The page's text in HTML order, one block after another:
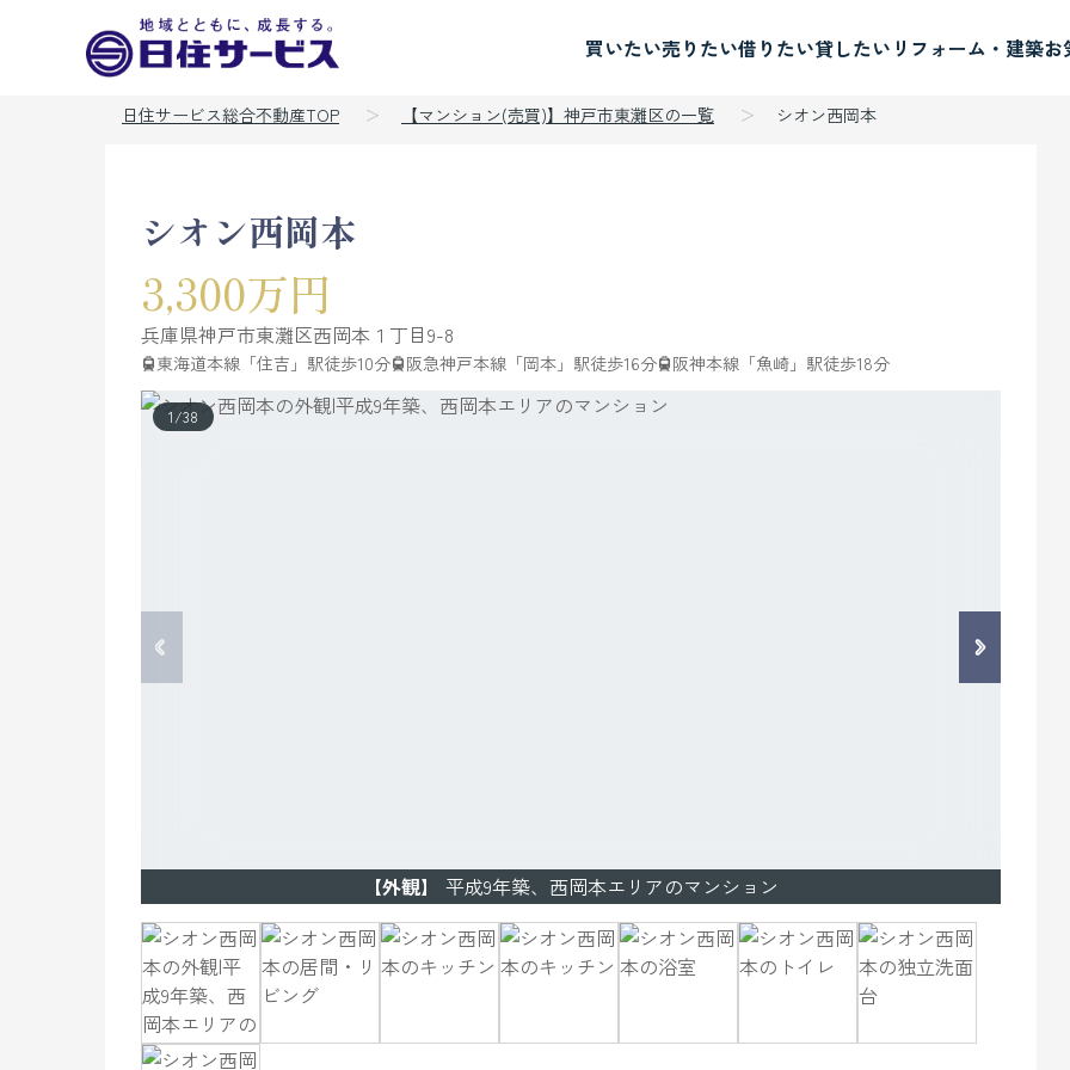
買いたい売りたい借りたい貸したい リフォーム・建築お
日住サービス総合不動産TOP 【マンション(売買)】神戸市東灘区の一覧 シオン西岡本
シオン西岡本
3,300万円
兵庫県神戸市東灘区西岡本 １丁目9-8
東海道本線「住吉」駅徒歩10分 阪急神戸本線「岡本」駅徒歩16分 阪神本線「魚崎」駅徒歩18分
1/38
【外観】 平成9年築、西岡本エリアのマンション